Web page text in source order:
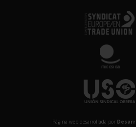
Página web desarrollada por